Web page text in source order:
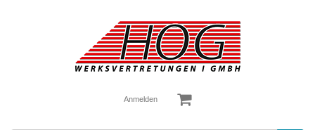
Anmelden